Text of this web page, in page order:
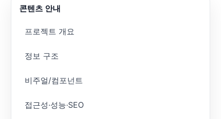
콘텐츠 안내
프로젝트 개요
정보 구조
비주얼/컴포넌트
접근성·성능·SEO